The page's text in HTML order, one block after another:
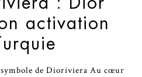
activation
symbole de Dioriviera Au cœur